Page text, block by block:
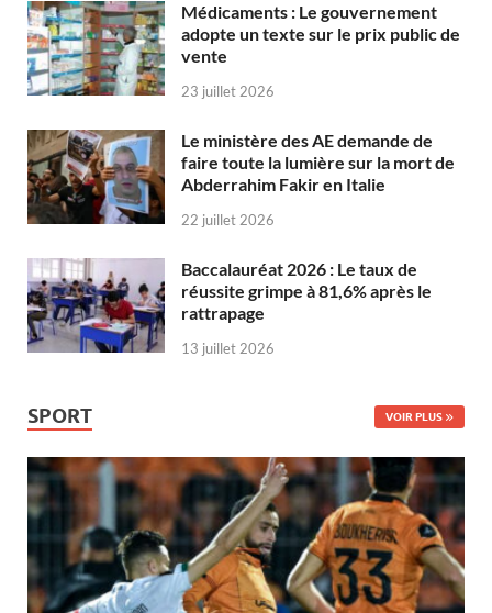
Médicaments : Le gouvernement
adopte un texte sur le prix public de
vente
23 juillet 2026
Le ministère des AE demande de
faire toute la lumière sur la mort de
Abderrahim Fakir en Italie
22 juillet 2026
Baccalauréat 2026 : Le taux de
réussite grimpe à 81,6% après le
rattrapage
13 juillet 2026
SPORT VOIR PLUS